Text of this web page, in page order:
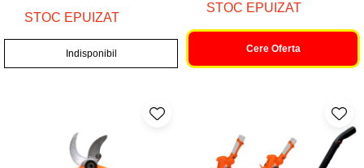
STOC EPUIZAT
Indisponibil
STOC EPUIZAT
Cere Oferta